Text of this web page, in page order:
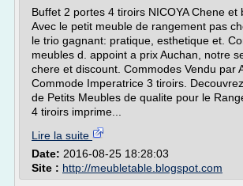
Buffet 2 portes 4 tiroirs NICOYA Chene et
Avec le petit meuble de rangement pas
le trio gagnant: pratique, esthetique et.
meubles d. appoint a prix Auchan, notre
chere et discount. Commodes Vendu par
Commode Imperatrice 3 tiroirs.
de Petits Meubles de qualite pour le
4 tiroirs imprime...
Lire la suite
Date: 2016-08-25 18:28:03
Site : http://meubletable.blogspot.com